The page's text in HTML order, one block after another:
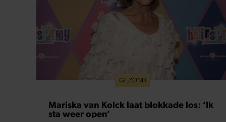
GEZOND
Mariska van Kolck laat blokkade los: ‘Ik
sta weer open’